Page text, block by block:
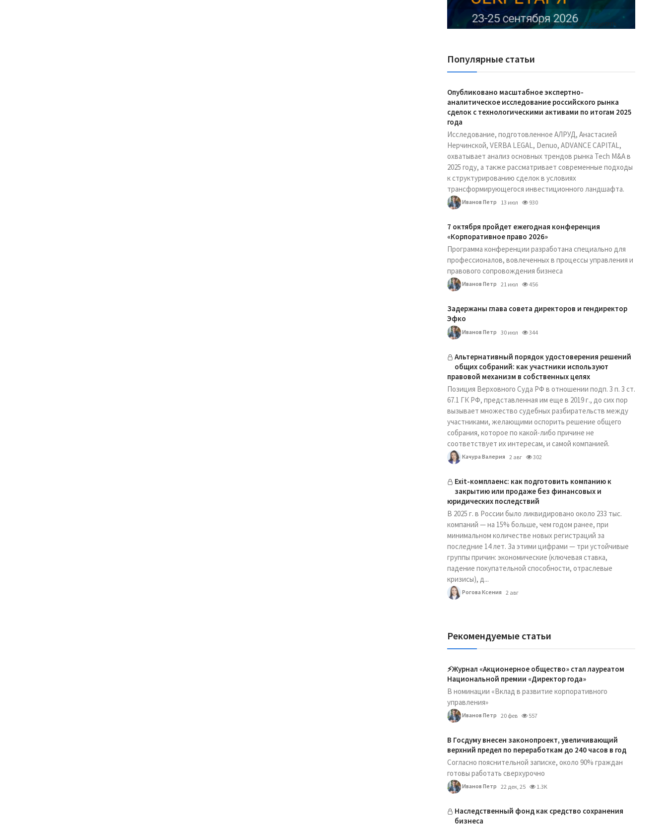
Реклама Ассоциации "НОКС", ИНН 7709980401, ERID:2SDnjdY5NTb
Популярные статьи
Опубликовано масштабное экспертно-
аналитическое исследование российского рынка
сделок с технологическими активами по итогам 2025
года
Исследование, подготовленное АЛРУД, Анастасией
Нерчинской, VERBA LEGAL, Denuo, ADVANCE CAPITAL,
охватывает анализ основных трендов рынка Tech M&A в
2025 году, а также рассматривает современные подходы
к структурированию сделок в условиях
трансформирующегося инвестиционного ландшафта.
Иванов Петр 13 июл 930
7 октября пройдет ежегодная конференция
«Корпоративное право 2026»
Программа конференции разработана специально для
профессионалов, вовлеченных в процессы управления и
правового сопровождения бизнеса
Иванов Петр 21 июл 456
Задержаны глава совета директоров и гендиректор
Эфко
Иванов Петр 30 июл 344
Альтернативный порядок удостоверения решений
общих собраний: как участники используют
правовой механизм в собственных целях
Позиция Верховного Суда РФ в отношении подп. 3 п. 3 ст.
67.1 ГК РФ, представленная им еще в 2019 г., до сих пор
вызывает множество судебных разбирательств между
участниками, желающими оспорить решение общего
собрания, которое по какой-либо причине не
соответствует их интересам, и самой компанией.
Качура Валерия 2 авг 302
Exit-комплаенс: как подготовить компанию к
закрытию или продаже без финансовых и
юридических последствий
В 2025 г. в России было ликвидировано около 233 тыс.
компаний — на 15% больше, чем годом ранее, при
минимальном количестве новых регистраций за
последние 14 лет. За этими цифрами — три устойчивые
группы причин: экономические (ключевая ставка,
падение покупательной способности, отраслевые
кризисы), д...
Рогова Ксения 2 авг
Рекомендуемые статьи
⚡️Журнал «Акционерное общество» стал лауреатом
Национальной премии «Директор года»
В номинации «Вклад в развитие корпоративного
управления»
Иванов Петр 20 фев 557
В Госдуму внесен законопроект, увеличивающий
верхний предел по переработкам до 240 часов в год
Согласно пояснительной записке, около 90% граждан
готовы работать сверхурочно
Иванов Петр 22 дек, 25 1.3K
Наследственный фонд как средство сохранения
бизнеса